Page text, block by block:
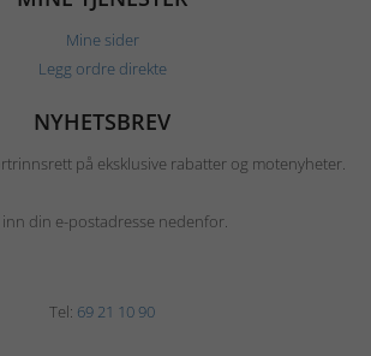
Mine sider
Legg ordre direkte
NYHETSBREV
på eksklusive rabatter og motenyheter.
inn din e-postadresse nedenfor.
Tel: 69 21 10 90